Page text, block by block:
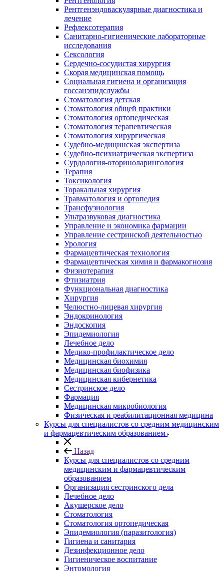
Рентгенэндоваскулярные диагностика и
лечение
Рефлексотерапия
Санитарно-гигиенические лабораторные
исследования
Сексология
Сердечно-сосудистая хирургия
Скорая медицинская помощь
Социальная гигиена и организация
госсанэпидслужбы
Стоматология детская
Стоматология общей практики
Стоматология ортопедическая
Стоматология терапевтическая
Стоматология хирургическая
Судебно-медицинская экспертиза
Судебно-психиатрическая экспертиза
Сурдология-оториноларингология
Терапия
Токсикология
Торакальная хирургия
Травматология и ортопедия
Трансфузиология
Ультразвуковая диагностика
Управление и экономика фармации
Управление сестринской деятельностью
Урология
Фармацевтическая технология
Фармацевтическая химия и фармакогнозия
Физиотерапия
Фтизиатрия
Функциональная диагностика
Хирургия
Челюстно-лицевая хирургия
Эндокринология
Эндоскопия
Эпидемиология
Лечебное дело
Медико-профилактическое дело
Медицинская биохимия
Медицинская биофизика
Медицинская кибернетика
Сестринское дело
Фармация
Медицинская микробиология
Физическая и реабилитационная медицина
Курсы для специалистов со средним медицинским
и фармацевтическим образованием
Назад
Курсы для специалистов со средним
медицинским и фармацевтическим
образованием
Организация сестринского дела
Лечебное дело
Акушерское дело
Стоматология
Стоматология ортопедическая
Эпидемиология (паразитология)
Гигиена и санитария
Дезинфекционное дело
Гигиеническое воспитание
Энтомология